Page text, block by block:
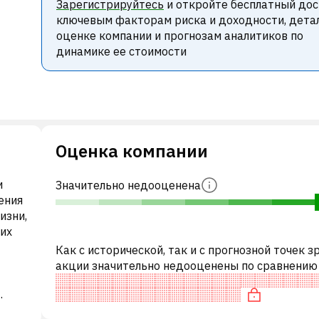
Зарегистрируйтесь и откройте бесплатный
ключевым факторам риска и доходности,
оценке компании и прогнозам аналитиков по
динамике ее стоимости
Оценка компании
Значительно недооценена
Как с исторической, так и с прогнозной точек
акции значительно недооценены по сравнению
аналогичными акциями. В частности, акция
по P/E, недооценена по